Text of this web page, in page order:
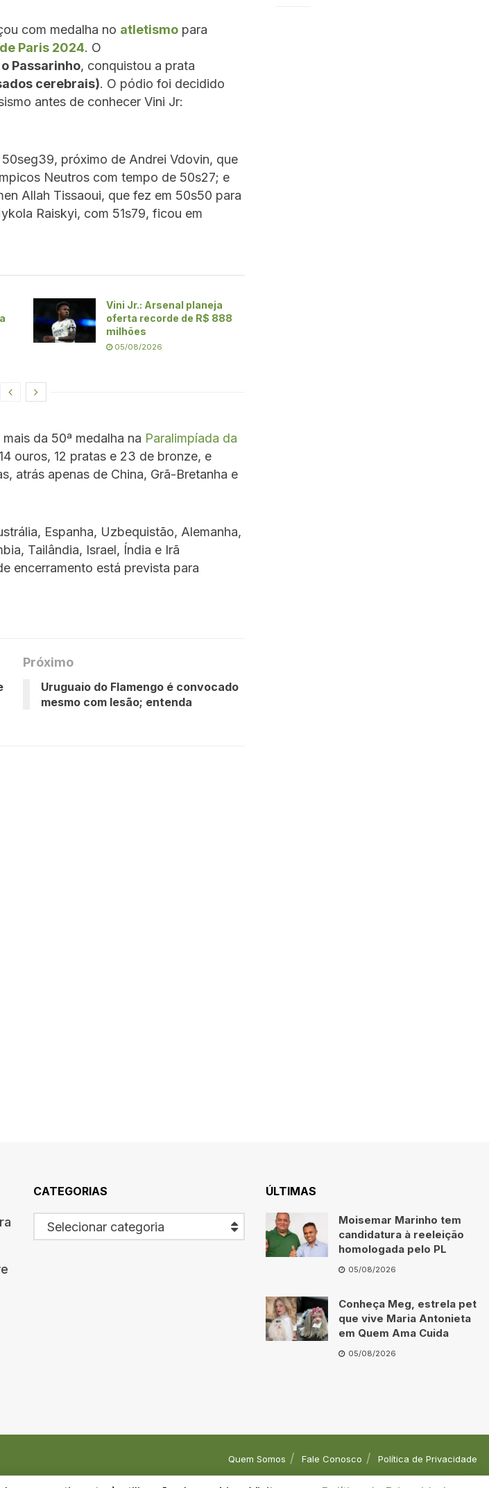
com medalha no atletismo para
Paris 2024. O
Passarinho, conquistou a prata
cerebrais). O pódio foi decidido
antes de conhecer Vini Jr:
próximo de Andrei Vdovin, que
Neutros com tempo de 50s27; e
Allah Tissaoui, que fez em 50s50 para
Raiskyi, com 51s79, ficou em
Vini Jr.: Arsenal planeja
oferta recorde de R$ 888
milhões
05/08/2026
da 50ª medalha na Paralimpíada da
ouros, 12 pratas e 23 de bronze, e
atrás apenas de China, Grã-Bretanha e
Espanha, Uzbequistão, Alemanha,
Tailândia, Israel, Índia e Irã
encerramento está prevista para
Próximo
Uruguaio do Flamengo é convocado
mesmo com lesão; entenda
CATEGORIAS
Selecionar categoria
ÚLTIMAS
Moisemar Marinho tem
candidatura à reeleição
homologada pelo PL
05/08/2026
Conheça Meg, estrela pet
que vive Maria Antonieta
em Quem Ama Cuida
05/08/2026
Quem Somos Fale Conosco Política de Privacidade